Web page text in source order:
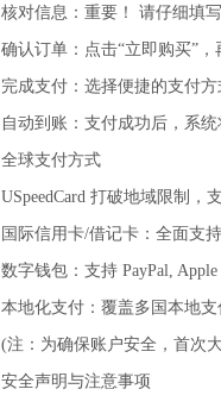
核对信息：重要！ 请仔细填
确认订单：点击“立即购买”，
完成支付：选择便捷的支付方
自动到账：支付成功后，系
全球支付方式
USpeedCard 打破地域限制，
国际信用卡/借记卡：全面支持
数字钱包：支持 PayPal, Apple
本地化支付：覆盖多国本地支
(注：为确保账户安全，首次
安全声明与注意事项